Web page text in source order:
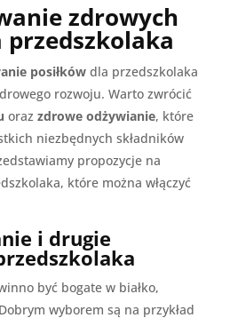
zdrowych
przedszkolaka
posiłków dla przedszkolaka
rozwoju. Warto zwrócić
oraz zdrowe odżywianie, które
niezbędnych składników
propozycje na
które można włączyć
i drugie
być bogate w białko,
wyborem są na przykład